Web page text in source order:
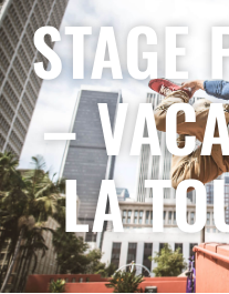
STAGE
–
LA